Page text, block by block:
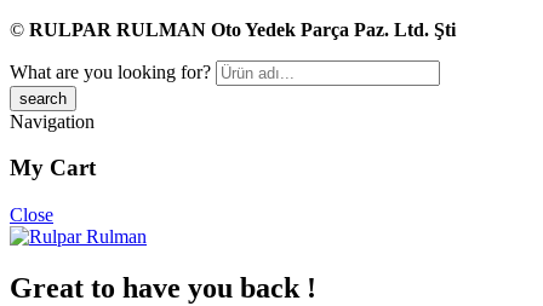
© RULPAR RULMAN Oto Yedek Parça Paz. Ltd. Şti
What are you looking for?
Navigation
My Cart
Close
Great to have you back !